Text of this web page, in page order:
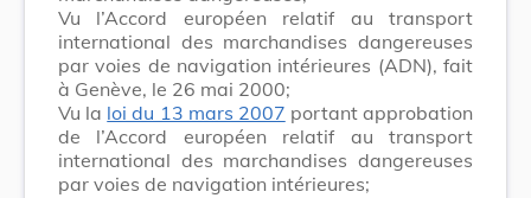
Vu l’Accord européen relatif au transport
international des marchandises dangereuses
par voies de navigation intérieures (ADN), fait
à Genève, le 26 mai 2000;
Vu la loi du 13 mars 2007 portant approbation
de l’Accord européen relatif au transport
international des marchandises dangereuses
par voies de navigation intérieures;